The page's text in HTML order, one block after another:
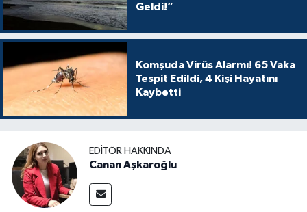
Geldi!”
Komşuda Virüs Alarmı! 65 Vaka
Tespit Edildi, 4 Kişi Hayatını
Kaybetti
EDITÖR HAKKINDA
Canan Aşkaroğlu